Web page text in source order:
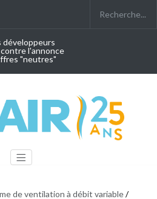
développeurs
l'annonce
"neutres"
de ventilation à débit variable/